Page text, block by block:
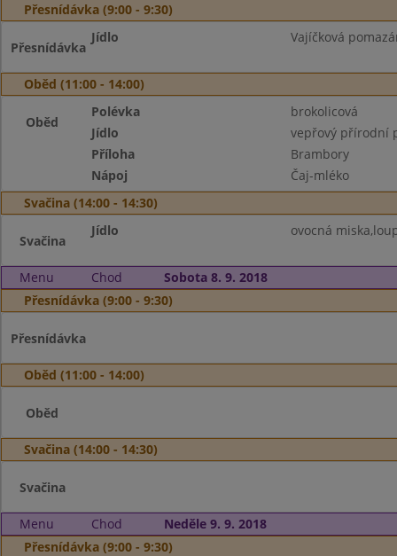
Přesnídávka (9:00 - 9:30)
Přesnídávka
Jídlo Vajíčková
Oběd (11:00 - 14:00)
Oběd
Polévka
brokolicová
Jídlo
vepřový přírodní
Příloha
Brambory
Nápoj
Čaj-mléko
Svačina (14:00 - 14:30)
Svačina
Jídlo ovocná
Menu Chod
Sobota 8. 9. 2018
Přesnídávka (9:00 - 9:30)
Přesnídávka
Oběd (11:00 - 14:00)
Oběd
Svačina (14:00 - 14:30)
Svačina
Menu Chod
Neděle 9. 9. 2018
Přesnídávka (9:00 - 9:30)